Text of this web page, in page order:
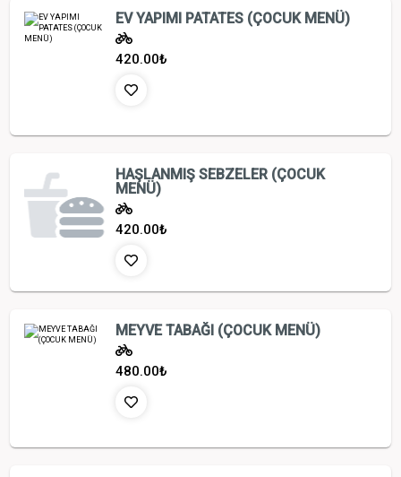
EV YAPIMI PATATES (ÇOCUK MENÜ)
420.00₺
HAŞLANMIŞ SEBZELER (ÇOCUK
MENÜ)
420.00₺
MEYVE TABAĞI (ÇOCUK MENÜ)
480.00₺